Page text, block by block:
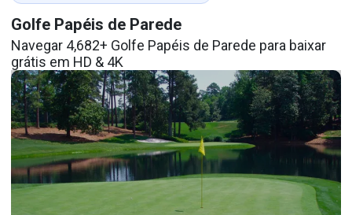
Golfe Papéis de Parede
Navegar 4,682+ Golfe Papéis de Parede para baixar
grátis em HD & 4K